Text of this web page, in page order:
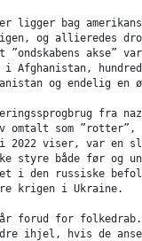
ligger bag
og allieredes
akse”
Afghanistan,
og endelig en
fra
omtalt som
viser, var en
styre både før og
i den russiske
krigen i Ukraine.
går forud for
ihjel, hvis de